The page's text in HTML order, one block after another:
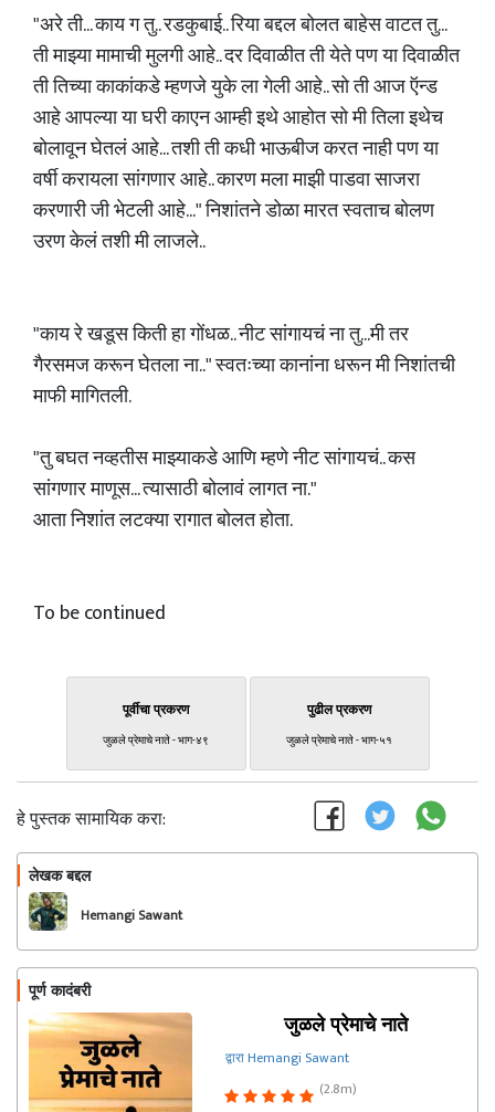
"अरे ती... काय ग तु.. रडकुबाई.. रिया बद्दल बोलत बाहेस वाटत तु...
ती माझ्या मामाची मुलगी आहे.. दर दिवाळीत ती येते पण या दिवाळीत
ती तिच्या काकांकडे म्हणजे युके ला गेली आहे.. सो ती आज ऍन्ड
आहे आपल्या या घरी काएन आम्ही इथे आहोत सो मी तिला इथेच
बोलावून घेतलं आहे... तशी ती कधी भाऊबीज करत नाही पण या
वर्षी करायला सांगणार आहे.. कारण मला माझी पाडवा साजरा
करणारी जी भेटली आहे..." निशांतने डोळा मारत स्वताच बोलण
उरण केलं तशी मी लाजले..
"काय रे खडूस किती हा गोंधळ.. नीट सांगायचं ना तु...मी तर
गैरसमज करून घेतला ना.." स्वतःच्या कानांना धरून मी निशांतची
माफी मागितली.
"तु बघत नव्हतीस माझ्याकडे आणि म्हणे नीट सांगायचं.. कस
सांगणार माणूस... त्यासाठी बोलावं लागत ना."
आता निशांत लटक्या रागात बोलत होता.
To be continued
पूर्वीचा प्रकरण
जुळले प्रेमाचे नाते - भाग-४९
पुढील प्रकरण
जुळले प्रेमाचे नाते - भाग-५१
हे पुस्तक सामायिक करा:
लेखक बद्दल
Hemangi Sawant
पूर्ण कादंबरी
जुळले प्रेमाचे नाते
द्वारा Hemangi Sawant
(2.8m)